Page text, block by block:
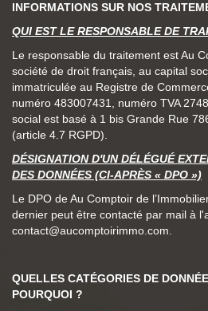
INFORMATIONS SUR NOS
QUI EST LE RESPONSABLE DE
Le responsable du traitement est Au
société de droit français, au capital
immatriculée au Registre de
numéro 483007431, numéro TVA
social est basé à 1 bis Grande Rue
(article 4.7 RGPD).
DÉSIGNATION D'UN DÉLÉGUÉ
DES DONNÉES (CI-APRÈS « DPO »)
Le DPO de Au Comptoir de
dernier peut être contacté par mail à
contact@aucomptoirimmo.com.
QUELLES CATÉGORIES DE
POURQUOI ?